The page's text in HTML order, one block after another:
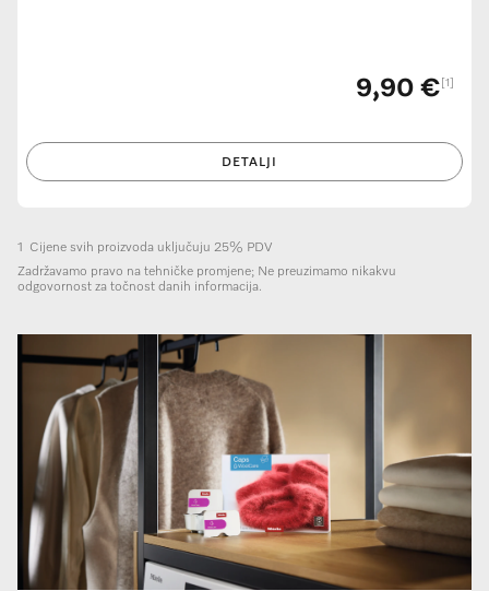
9,90 € [1]
DETALJI
1 Cijene svih proizvoda uključuju 25% PDV
Zadržavamo pravo na tehničke promjene; Ne preuzimamo nikakvu
odgovornost za točnost danih informacija.